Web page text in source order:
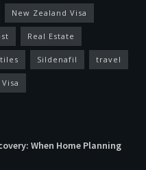
New Zealand Visa
Real Estate
Sildenafil travel
Visa
When Home Planning